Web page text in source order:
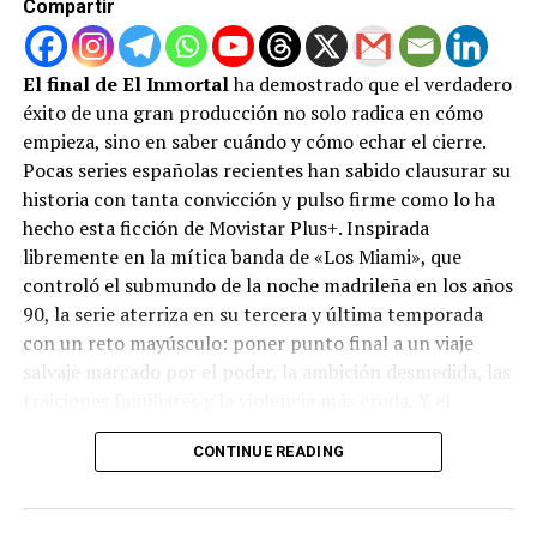
Damon se pone en la piel de Ulises, el rey de Ítaca,
liderando una travesía llena de mitología, peligro y
emoción tras la caída de Troya. Pero Damon no navega
solo; lo acompaña un elenco multisectorial de gigantes
de Hollywood que incluye a Tom Holland, Anne
Hathaway, Robert Pattinson, Lupita Nyong’o, Zendaya,
Charlize Theron, Elliot Page, Jon Bernthal y John
Leguizamo.
Además, el formato técnico ha sido un factor decisivo.
La cinta se ha transformado en un fenómeno sin
precedentes dentro de las salas IMAX, aportando 48
millones de dólares solo en su último fin de semana. La
fiebre por experimentar la visión de Nolan es tal que las
milímetros están prácticamente agotadas hasta
septiembre en Estados Unidos y Canadá.
Si tenías dudas sobre si la mitología griega podía
Compartir
El final de El Inmortalha demostrado que el verdadero
éxito de una gran producción no solo radica en cómo
empieza, sino en saber cuándo y cómo echar el cierre.
Pocas series españolas recientes han sabido clausurar su
historia con tanta convicción y pulso firme como lo ha
hecho esta ficción de Movistar Plus+. Inspirada
libremente en la mítica banda de «Los Miami», que
controló el submundo de la noche madrileña en los años
90, la serie aterriza en su tercera y última temporada
con un reto mayúsculo: poner punto final a un viaje
salvaje marcado por el poder, la ambición desmedida, las
resultado, con tan solo seis episodios, es sencillamente
Un salto temporal hacia las nuevas
CONTINUE READING